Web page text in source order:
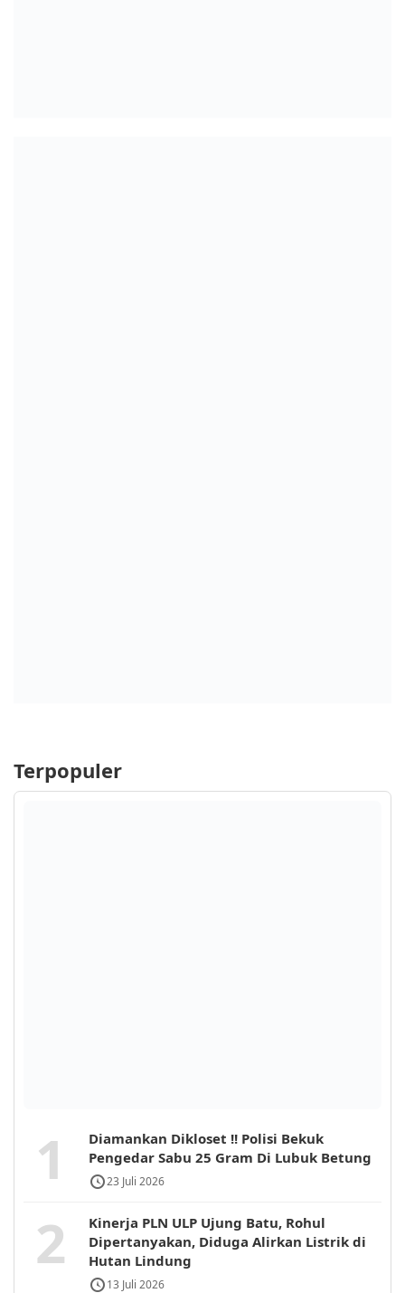
Terpopuler
1
Diamankan Dikloset !! Polisi Bekuk
Pengedar Sabu 25 Gram Di Lubuk Betung
23 Juli 2026
2
Kinerja PLN ULP Ujung Batu, Rohul
Dipertanyakan, Diduga Alirkan Listrik di
Hutan Lindung
13 Juli 2026